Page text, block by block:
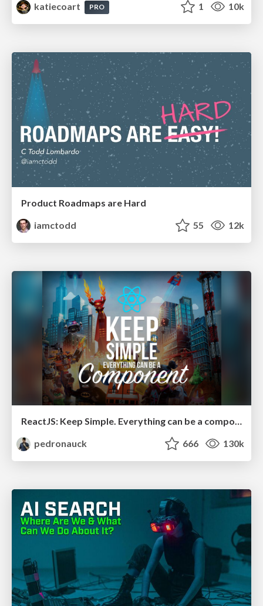
katiecoart
PRO 1 10k
Product Roadmaps are Hard
iamctodd
55 12k
ReactJS: Keep Simple. Everything can be a component!
pedronauck
666 130k